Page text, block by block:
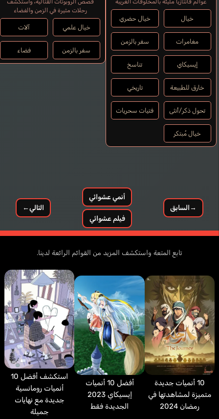
خيال خيال حضري
مغامرات سفر بالزمن
إيسيكاي تناسخ
خارق للطبيعة تاريخي
تحول ذكر/أنثى فتيات سحريات
خيال مُبتكر
رحلات مثيرة في الزمن والفضاء
خيال علمي آلات
سفر بالزمن فضاء
→السابق
أنمي عشوائي
فيلم عشوائي
التالي←
تابع المتعة واستكشف المزيد من القوائم الرائعة لدينا.
10 أنميات جديدة
متميزة لمشاهدتها في
رمضان 2024
أفضل 10 أنميات
إيسيكاي 2023
الجديدة فقط
استكشف أفضل 10
أنميات رومانسية
جديدة مع نهايات
جميلة